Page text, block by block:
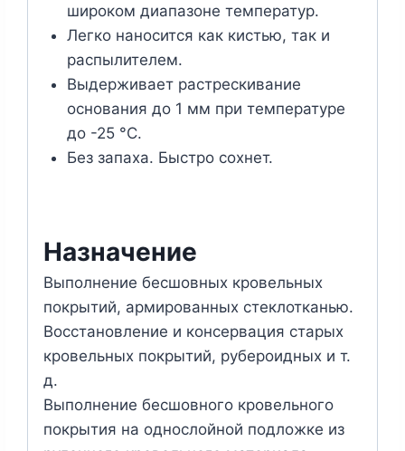
широком диапазоне температур.
Легко наносится как кистью, так и
распылителем.
Выдерживает растрескивание
основания до 1 мм при температуре
до -25 °С.
Без запаха. Быстро сохнет.
Назначение
Выполнение бесшовных кровельных
покрытий, армированных стеклотканью.
Восстановление и консервация старых
кровельных покрытий, рубероидных и т.
д.
Выполнение бесшовного кровельного
покрытия на однослойной подложке из